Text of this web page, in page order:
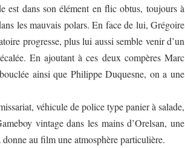
est dans son élément en flic obtus, toujours à
les mauvais polars. En face de lui, Grégoire
progresse, plus lui aussi semble venir d’un
En ajoutant à ces deux compères Marc
ainsi que Philippe Duquesne, on a une
véhicule de police type panier à salade,
vintage dans les mains d’Orelsan, une
au film une atmosphère particulière.